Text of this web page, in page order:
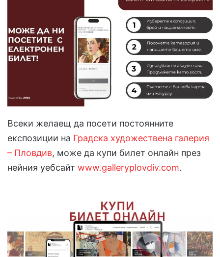
Всеки желаещ да посети постоянните
експозиции на Градска художествена галерия
– Пловдив, може да купи билет онлайн през
нейния уебсайт www.galleryplovdiv.com.